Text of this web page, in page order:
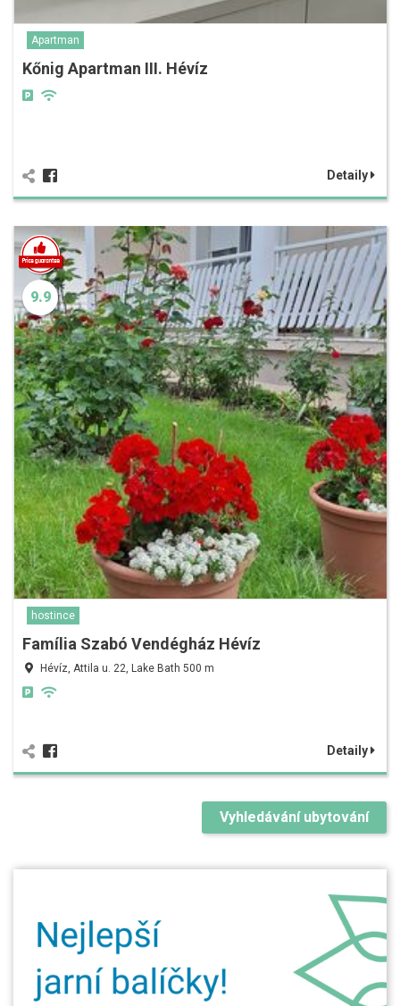
Apartman
Kőnig Apartman III. Hévíz
Detaily
9.9
hostince
Família Szabó Vendégház Hévíz
Hévíz, Attila u. 22, Lake Bath 500 m
Detaily
Vyhledávání ubytování